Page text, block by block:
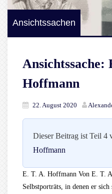
Ansichtssachen
Ansichtssache:
Hoffmann
22. August 2020
Dieser Beitrag ist Teil 4
Hoffmann
E. T. A. Hoffmann Von E. T.
Selbstporträts, in denen er